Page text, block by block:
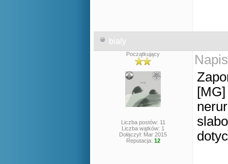
bialy
Początkujący
Liczba postów: 11
Liczba wątków: 1
Dołączył: Mar 2015
Reputacja: 12